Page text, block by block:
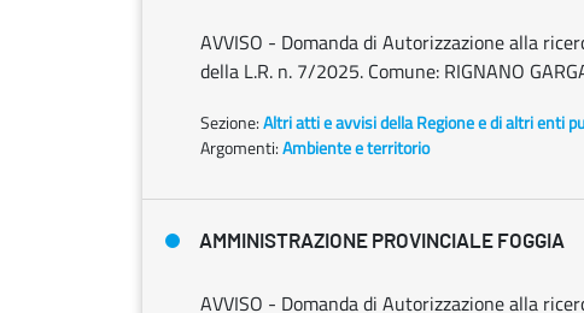
AVVISO - Domanda di Autorizzazione alla
della L.R. n. 7/2025. Comune: RIGNANO
Sezione:Altri atti e avvisi della Regione e di altri enti
Argomenti:Ambiente e territorio
AMMINISTRAZIONE PROVINCIALE FOGGIA
AVVISO - Domanda di Autorizzazione alla